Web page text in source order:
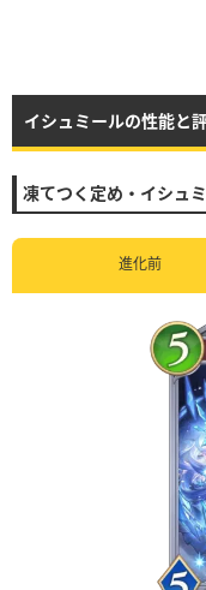
イシュミールの性能と
凍てつく定め・イシュ
進化前